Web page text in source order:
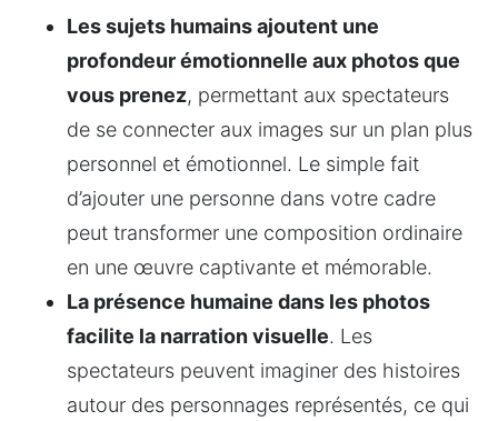
Les sujets humains ajoutent une
profondeur émotionnelle aux photos que
vous prenez, permettant aux spectateurs
de se connecter aux images sur un plan plus
personnel et émotionnel. Le simple fait
d’ajouter une personne dans votre cadre
peut transformer une composition ordinaire
en une œuvre captivante et mémorable.
La présence humaine dans les photos
facilite la narration visuelle. Les
spectateurs peuvent imaginer des histoires
autour des personnages représentés, ce qui